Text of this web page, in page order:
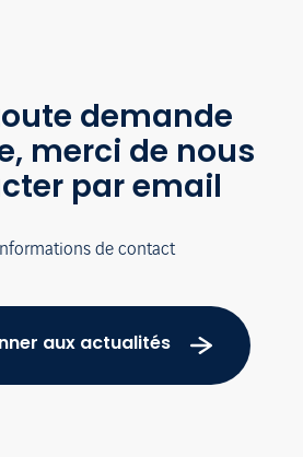
demande
merci de nous
par email
de contact
aux actualités